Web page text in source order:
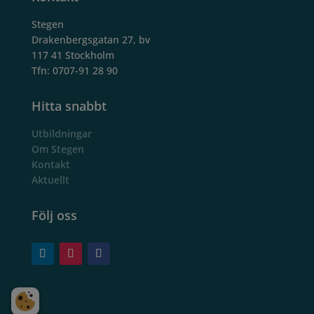
Stegen
Drakenbergsgatan 27, bv
117 41 Stockholm
Tfn: 0707-91 28 90
Hitta snabbt
Utbildningar
Om Stegen
Kontakt
Aktuellt
Följ oss